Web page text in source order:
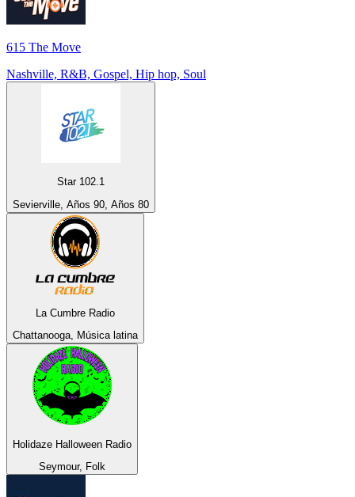
615 The Move
Nashville, R&B, Gospel, Hip hop, Soul
Star 102.1
Sevierville, Años 90, Años 80
La Cumbre Radio
Chattanooga, Música latina
Holidaze Halloween Radio
Seymour, Folk